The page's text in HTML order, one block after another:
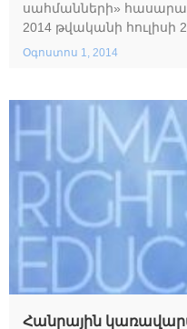
Օգոստոս 1, 2014
սահմանների»
2014 թվականի հուլիսի
Հանրային